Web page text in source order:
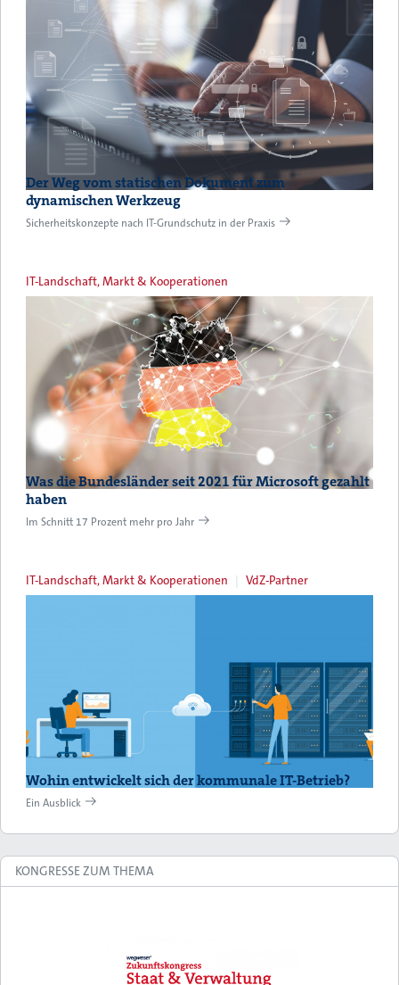
Der Weg vom statischen Dokument zum
dynamischen Werkzeug
Sicherheitskonzepte nach IT-Grundschutz in der Praxis
IT-Landschaft, Markt & Kooperationen
Was die Bundesländer seit 2021 für Microsoft gezahlt
haben
Im Schnitt 17 Prozent mehr pro Jahr
IT-Landschaft, Markt & Kooperationen VdZ-Partner
Wohin entwickelt sich der kommunale IT-Betrieb?
Ein Ausblick
KONGRESSE ZUM THEMA